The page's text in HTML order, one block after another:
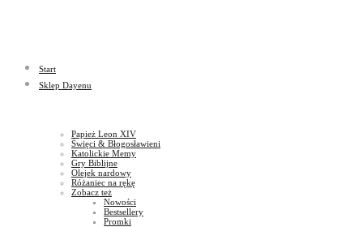
God
Start
Sklep Dayenu
Papież Leon XIV
Święci & Błogosławieni
Katolickie Memy
Gry Biblijne
Olejek nardowy
Różaniec na rękę
Zobacz też
Nowości
Bestsellery
Promki